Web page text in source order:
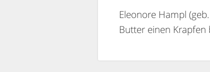
Eleonore Hampl
Butter einen Krapfen